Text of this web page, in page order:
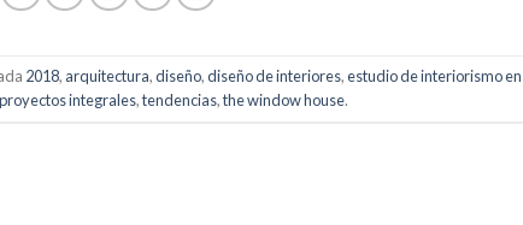
2018, arquitectura,diseño,diseño de interiores,estudio de interiorismo en
proyectos integrales,tendencias,the window house.